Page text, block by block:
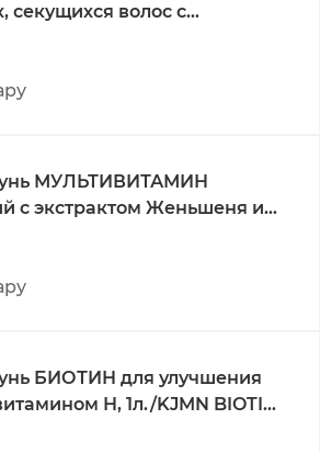
секущихся волос с
МУЛЬТИВИТАМИН
с экстрактом Женьшеня и
БИОТИН для улучшения
Н, 1л./KJMN BIOTIN